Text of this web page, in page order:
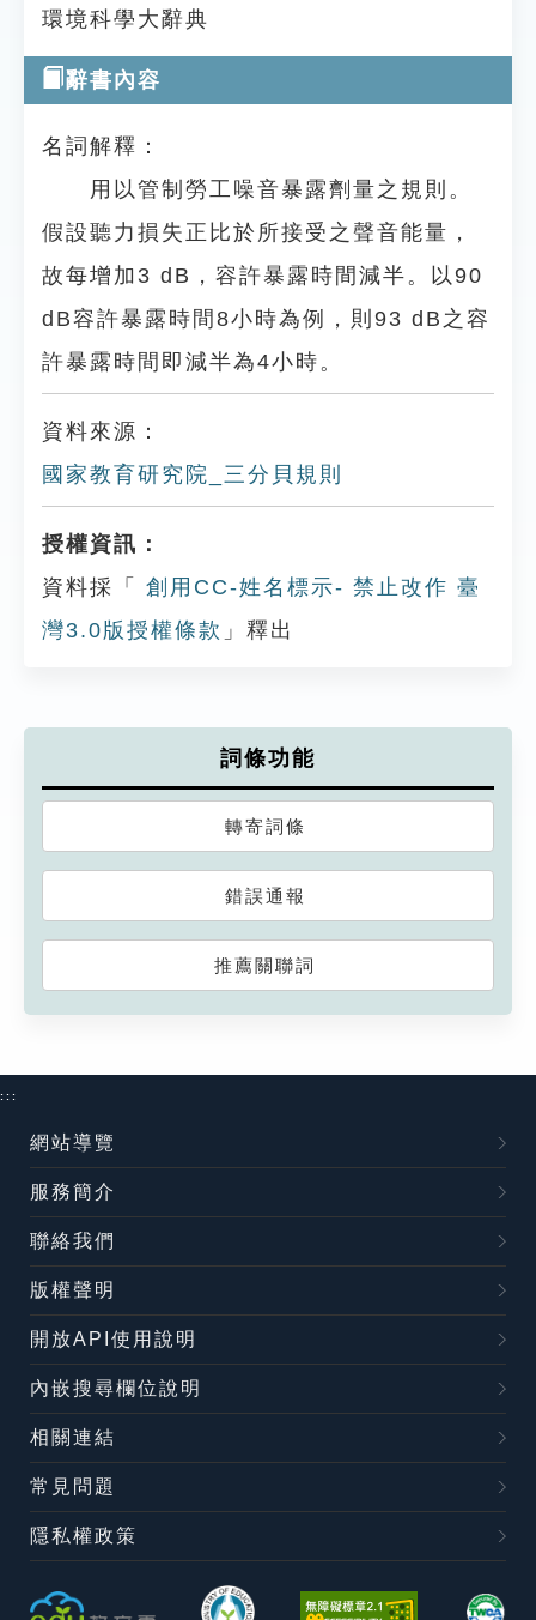
環境科學大辭典
辭書內容
名詞解釋：
用以管制勞工噪音暴露劑量之規則。
假設聽力損失正比於所接受之聲音能量，
故每增加3 dB，容許暴露時間減半。以90
dB容許暴露時間8小時為例，則93 dB之容
許暴露時間即減半為4小時。
資料來源：
國家教育研究院_三分貝規則
授權資訊：
資料採「
創用CC-姓名標示- 禁止改作 臺
灣3.0版授權條款 」釋出
詞條功能
轉寄詞條
錯誤通報
推薦關聯詞
:::
網站導覽
服務簡介
聯絡我們
版權聲明
開放API使用說明
內嵌搜尋欄位說明
相關連結
常見問題
隱私權政策